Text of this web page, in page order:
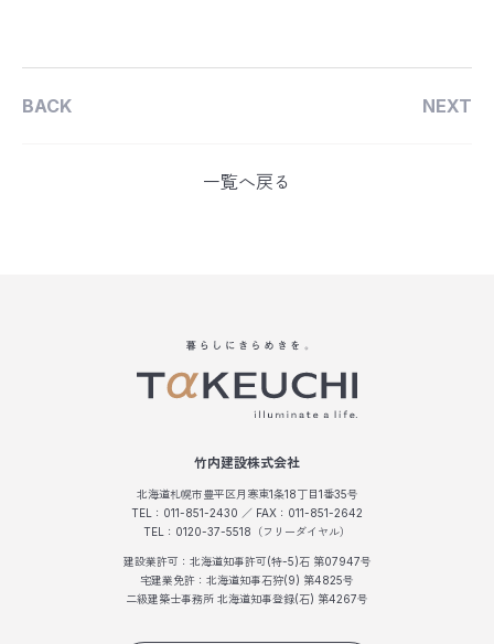
BACK
一覧へ戻る
NEXT
竹内建設株式会社
北海道札幌市豊平区月寒東1条18丁目1番35号
TEL：011-851-2430 ／ FAX：011-851-2642
TEL：0120-37-5518（フリーダイヤル）
建設業許可：北海道知事許可(特-5)石 第07947号
宅建業免許：北海道知事石狩(9) 第4825号
二級建築士事務所 北海道知事登録(石) 第4267号